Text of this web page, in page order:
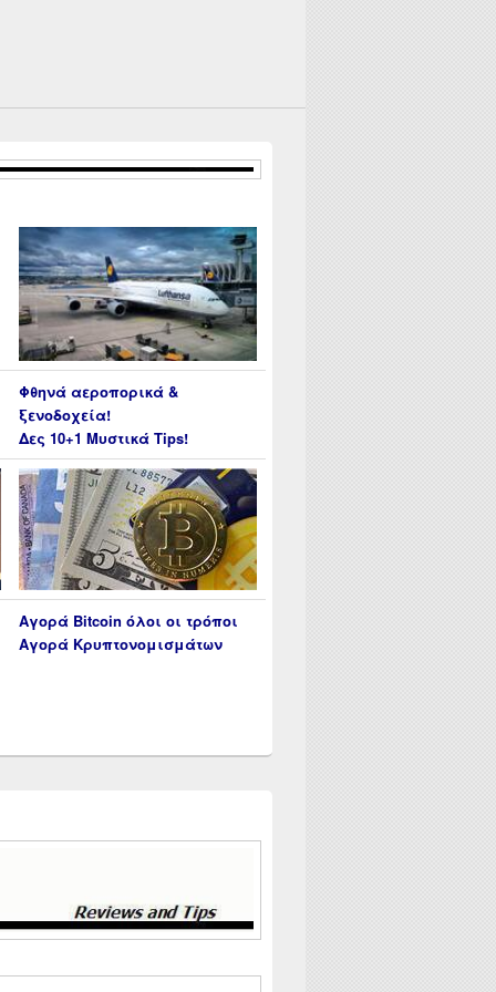
Φθηνά αεροπορικά &
ξενοδοχεία!
Δες 10+1 Μυστικά Tips!
Αγορά Bitcoin όλοι οι τρόποι
Αγορά Κρυπτονομισμάτων